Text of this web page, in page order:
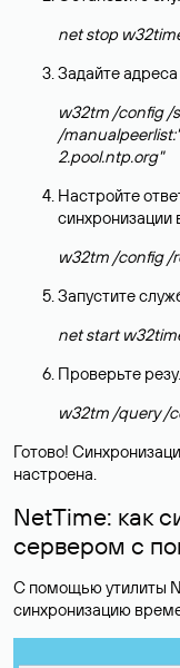
net stop
Задайте
w32tm /config /
/
2.pool.ntp.org"
Настройте
синхронизации
w32tm /config /
Запустите
net start
Проверьте
w32tm /query /
Готово!
настроена.
NetTime: как
сервером с
С помощью утилиты
синхронизацию